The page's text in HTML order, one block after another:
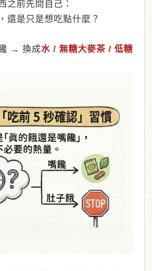
之前先問自己：
還是只是想吃點什麼？
→ 換成水 / 無糖大麥茶 / 低糖